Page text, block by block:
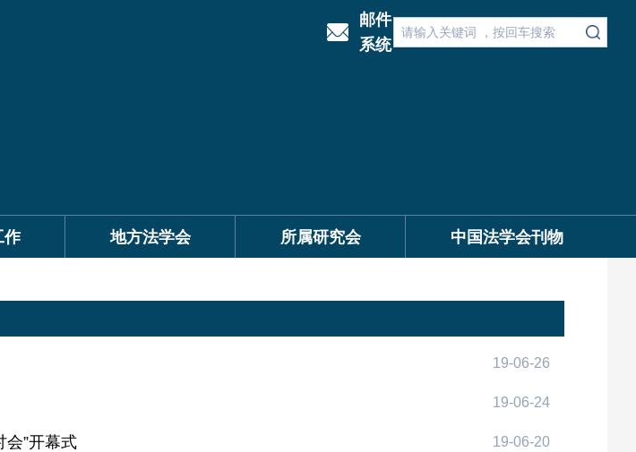
邮件
系统
作 地方法学会 所属研究会 中国法学会刊物
19-06-26
19-06-24
会”开幕式 19-06-20